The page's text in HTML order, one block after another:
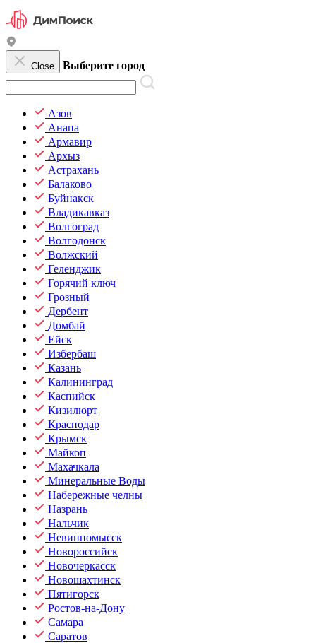
Close Выберите город
Азов
Анапа
Армавир
Архыз
Астрахань
Балаково
Буйнакск
Владикавказ
Волгоград
Волгодонск
Волжский
Геленджик
Горячий ключ
Грозный
Дербент
Домбай
Ейск
Избербаш
Казань
Калининград
Каспийск
Кизилюрт
Краснодар
Крымск
Майкоп
Махачкала
Минеральные Воды
Набережные челны
Назрань
Нальчик
Невинномысск
Новороссийск
Новочеркасск
Новошахтинск
Пятигорск
Ростов-на-Дону
Самара
Саратов